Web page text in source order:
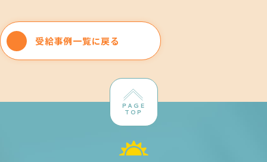
受給事例一覧に戻る
PAGE
TOP